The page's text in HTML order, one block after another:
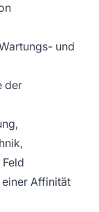
und
der
Affinität